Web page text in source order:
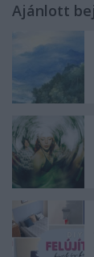
Ajánlott